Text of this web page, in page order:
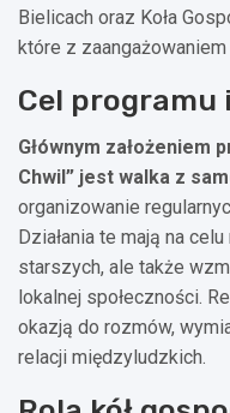
Bielicach oraz Koła
które z
Cel programu
Głównym założeniem
Chwil” jest walka z
organizowanie
Działania te mają na
starszych, ale także
lokalnej społeczności.
okazją do rozmów,
relacji międzyludzkich.